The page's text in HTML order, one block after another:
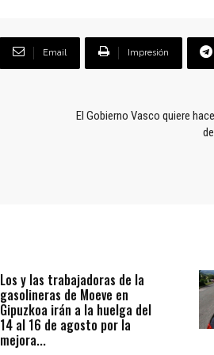
Email Impresión
El Gobierno Vasco quiere
Los y las trabajadoras de la
gasolineras de Moeve en
Gipuzkoa irán a la huelga del
14 al 16 de agosto por la
mejora...